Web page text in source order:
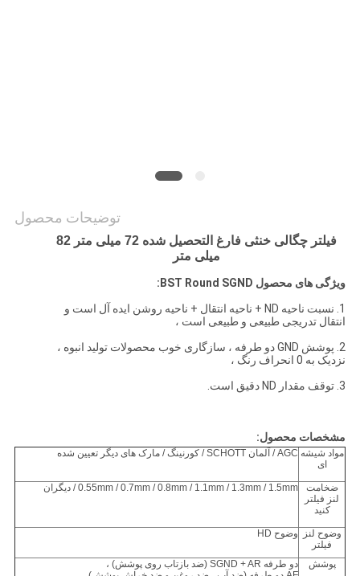
توضیحات محصول
فیلتر چگالی خنثی فارغ التحصیل شده 72 میلی متر 82
میلی متر
ویژگی های محصول BST Round SGND:
1. نسبت ناحیه ND + ناحیه انتقال + ناحیه روشن ایده آل است و
انتقال تدریجی طبیعی و طبیعی است ،
2. پوشش GND دو طرفه ، سازگاری خوب محصولات تولید انبوه ،
نزدیک به 0 انحراف رنگ ،
3. توقف مقدار ND دقیق است.
مشخصات محصول:
مواد شیشه
ای
AGC / آلمان SCHOTT / کورنینگ / مارک های دیگر تعیین شده
ضخامت
لنز فیلتر
کنید
0.55mm / 0.7mm / 0.8mm / 1.1mm / 1.3mm / 1.5mm / دیگران
وضوح لنز
فیلتر
وضوح HD
پوشش
دو طرفه SGND + AR (ضد بازتاب روی پوشش) ،